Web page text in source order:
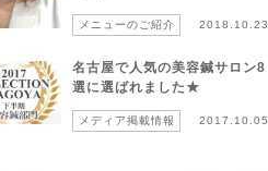
メニューのご紹介 2018.10.23
名古屋で人気の美容鍼サロン8
選に選ばれました★
メディア掲載情報 2017.10.05